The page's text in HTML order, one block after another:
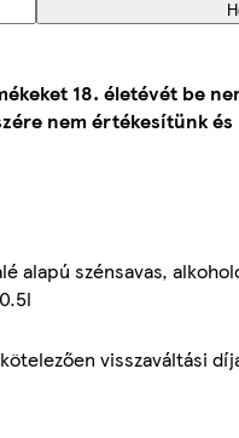
18. életévét be
nem értékesítünk
alapú szénsavas,
visszaváltási